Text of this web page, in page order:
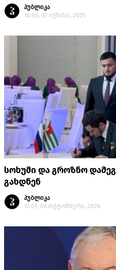
პუბლიკა
18:00, 27 ივნისი, 2025
სოხუმი და გროზნო
გახდნენ
პუბლიკა
12:01, 06 ოქტომბერი, 2024